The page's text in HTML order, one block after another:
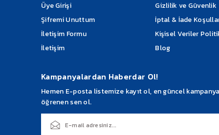
Üye Girişi
Şifremi Unuttum
İletişim Formu
İletişim
Gizlilik ve Güvenlik
İptal & İade
Kişisel Veriler
Blog
Kampanyalardan Haberdar Ol!
Hemen E-posta listemize kayıt ol, en güncel
öğrenen sen ol.